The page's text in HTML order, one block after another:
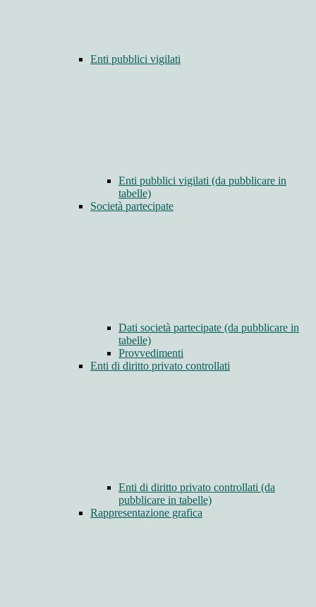
Enti pubblici vigilati
Enti pubblici vigilati (da pubblicare in
tabelle)
Società partecipate
Dati società partecipate (da pubblicare in
tabelle)
Provvedimenti
Enti di diritto privato controllati
Enti di diritto privato controllati (da
pubblicare in tabelle)
Rappresentazione grafica